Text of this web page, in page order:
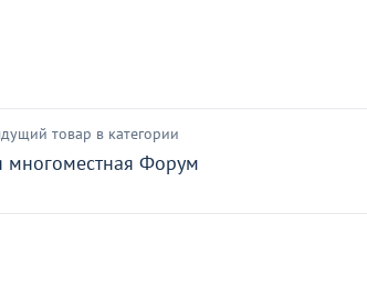
товар в категории
многоместная Форум